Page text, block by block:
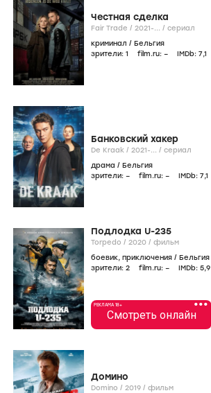
Честная сделка
Fair Trade / 2021-... / сериал
криминал / Бельгия
зрители: 1 film.ru: – IMDb: 7,1
Банковский хакер
De Kraak / 2021-... / сериал
драма / Бельгия
зрители: – film.ru: – IMDb: 7,1
Подлодка U-235
Torpedo / 2020 / фильм
боевик, приключения / Бельгия
зрители: 2 film.ru: – IMDb: 5,9
•••
РЕКЛАМА 18+
Смотреть онлайн
Домино
Domino / 2019 / фильм